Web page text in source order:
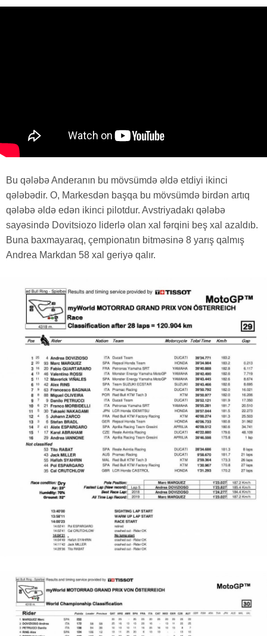
Bu qələbə Anderanın bu mövsümdə əldə etdiyi ikinci
qələbədir. O, Markesdən başqa bu mövsümdə birdən artıq
qələbə əldə edən ikinci pilotdur. Avstriyadakı qələbə
sayəsində Dovitsiozo liderlə olan xal fərqini beş xal azaldıb.
Buna baxmayaraq, çempionatın bitməsinə 8 yarış qalmış
Andrea Markdan 58 xal geriyə qalır.